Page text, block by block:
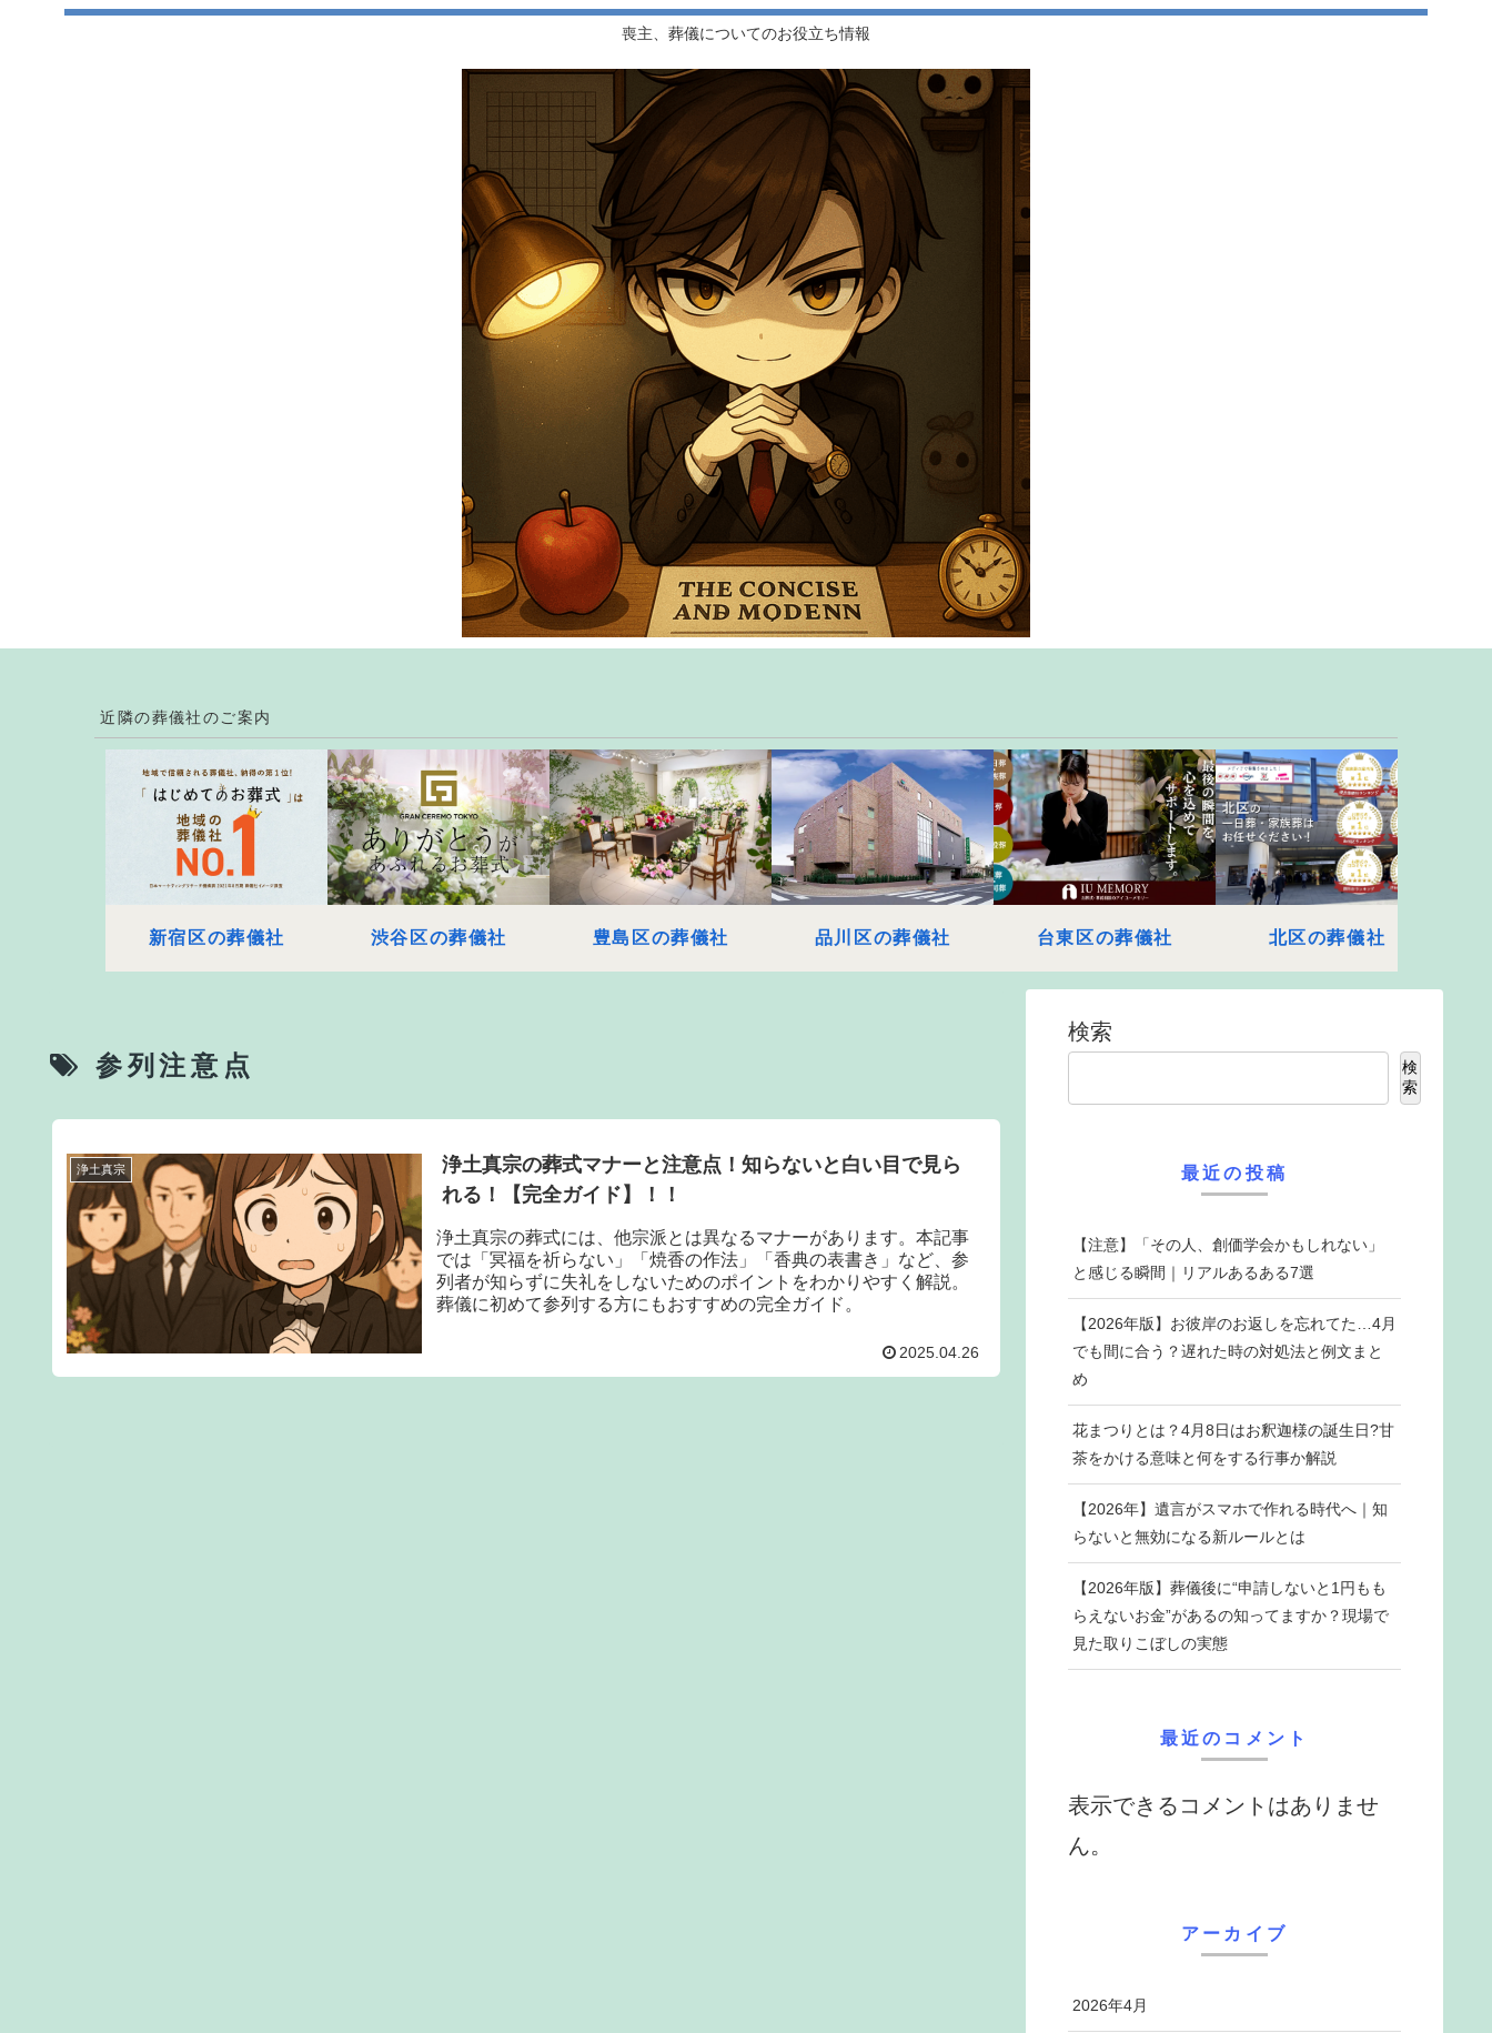
喪主、葬儀についてのお役立ち情報
近隣の葬儀社のご案内
新宿区の葬儀社 渋谷区の葬儀社 豊島区の葬儀社 品川区の葬儀社 台東区の葬儀社 北区の葬儀社
参列注意点
浄土真宗
浄土真宗の葬式マナーと注意点！知らないと白い目で見ら
れる！【完全ガイド】！！
浄土真宗の葬式には、他宗派とは異なるマナーがあります。本記事
では「冥福を祈らない」「焼香の作法」「香典の表書き」など、参
列者が知らずに失礼をしないためのポイントをわかりやすく解説。
葬儀に初めて参列する方にもおすすめの完全ガイド。
2025.04.26
検索
検
索
最近の投稿
【注意】「その人、創価学会かもしれない」
と感じる瞬間｜リアルあるある7選
【2026年版】お彼岸のお返しを忘れてた…4月
でも間に合う？遅れた時の対処法と例文まと
め
花まつりとは？4月8日はお釈迦様の誕生日?甘
茶をかける意味と何をする行事か解説
【2026年】遺言がスマホで作れる時代へ｜知
らないと無効になる新ルールとは
【2026年版】葬儀後に“申請しないと1円もも
らえないお金”があるの知ってますか？現場で
見た取りこぼしの実態
最近のコメント
表示できるコメントはありませ
ん。
アーカイブ
2026年4月